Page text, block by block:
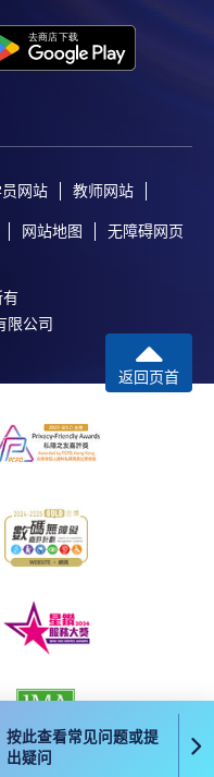
按此查看常见问题或提
出疑问
折
网站 教师网站
网站地图 无障碍网页
有
限公司
返回页首